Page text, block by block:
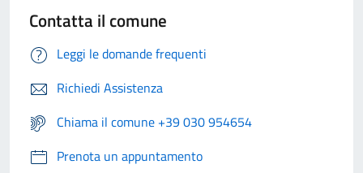
Contatta il comune
Leggi le domande frequenti
Richiedi Assistenza
Chiama il comune +39 030 954654
Prenota un appuntamento